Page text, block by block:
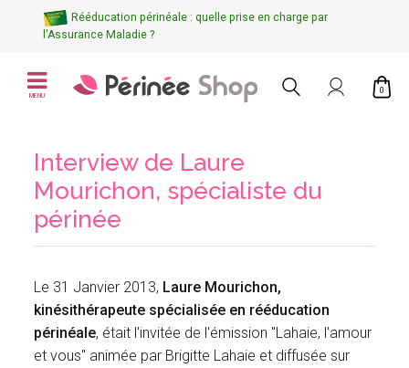
Rééducation périnéale : quelle prise en charge par
l'Assurance Maladie ?
MENU
0
Interview de Laure
Mourichon, spécialiste du
périnée
Le 31 Janvier 2013, Laure Mourichon,
kinésithérapeute spécialisée en rééducation
périnéale, était l'invitée de l'émission "Lahaie, l'amour
et vous" animée par Brigitte Lahaie et diffusée sur